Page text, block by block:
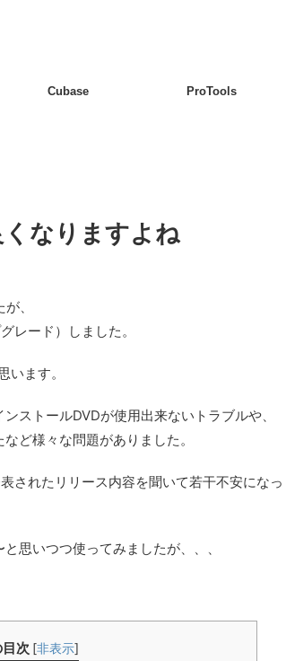
Cubase ProTools
なりますよね
、
レード）しました。
ます。
ストールDVDが使用出来ないトラブルや、
ど様々な問題がありました。
されたリリース内容を聞いて若干不安になっ
思いつつ使ってみましたが、、、
次 [非表示]